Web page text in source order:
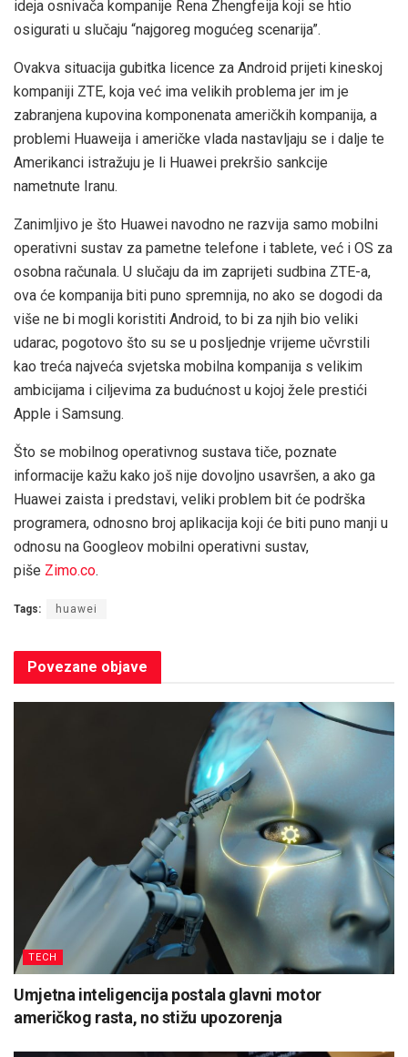
ideja osnivača kompanije Rena Zhengfeija koji se htio
osigurati u slučaju “najgoreg mogućeg scenarija”.
Ovakva situacija gubitka licence za Android prijeti kineskoj
kompaniji ZTE, koja već ima velikih problema jer im je
zabranjena kupovina komponenata američkih kompanija, a
problemi Huaweija i američke vlada nastavljaju se i dalje te
Amerikanci istražuju je li Huawei prekršio sankcije
nametnute Iranu.
Zanimljivo je što Huawei navodno ne razvija samo mobilni
operativni sustav za pametne telefone i tablete, već i OS za
osobna računala. U slučaju da im zaprijeti sudbina ZTE-a,
ova će kompanija biti puno spremnija, no ako se dogodi da
više ne bi mogli koristiti Android, to bi za njih bio veliki
udarac, pogotovo što su se u posljednje vrijeme učvrstili
kao treća najveća svjetska mobilna kompanija s velikim
ambicijama i ciljevima za budućnost u kojoj žele prestići
Apple i Samsung.
Što se mobilnog operativnog sustava tiče, poznate
informacije kažu kako još nije dovoljno usavršen, a ako ga
Huawei zaista i predstavi, veliki problem bit će podrška
programera, odnosno broj aplikacija koji će biti puno manji u
odnosu na Googleov mobilni operativni sustav,
piše Zimo.co.
Tags: huawei
Povezane objave
TECH
Umjetna inteligencija postala glavni motor
američkog rasta, no stižu upozorenja